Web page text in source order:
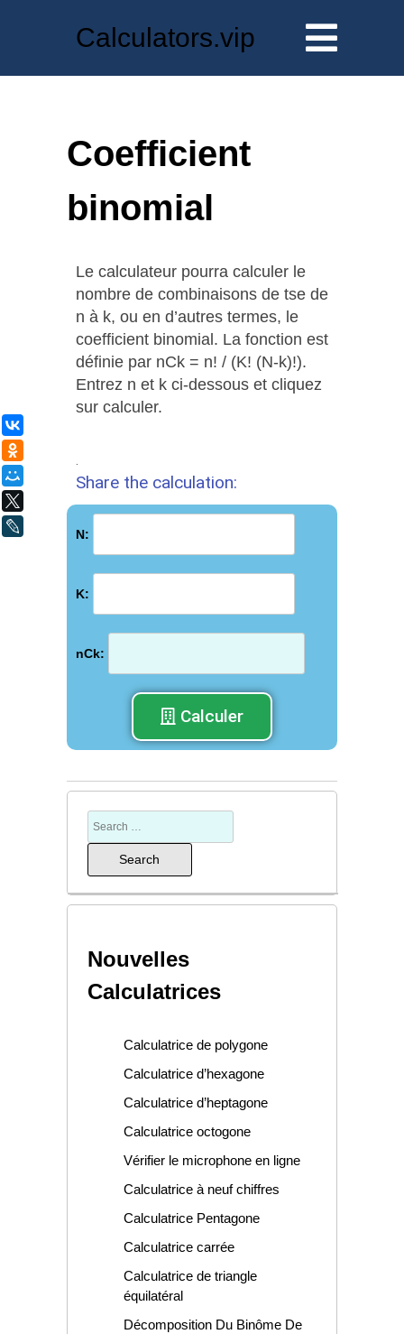
Calculators.vip
Coefficient
binomial
Le calculateur pourra calculer le
nombre de combinaisons de tse de
n à k, ou en d’autres termes, le
coefficient binomial. La fonction est
définie par nCk = n! / (K! (N-k)!).
Entrez n et k ci-dessous et cliquez
sur calculer.
Share the calculation:
N:
K:
nCk:
Calculer
Nouvelles
Calculatrices
Calculatrice de polygone
Calculatrice d’hexagone
Calculatrice d’heptagone
Calculatrice octogone
Vérifier le microphone en ligne
Calculatrice à neuf chiffres
Calculatrice Pentagone
Calculatrice carrée
Calculatrice de triangle
équilatéral
Décomposition Du Binôme De
Мой Мир